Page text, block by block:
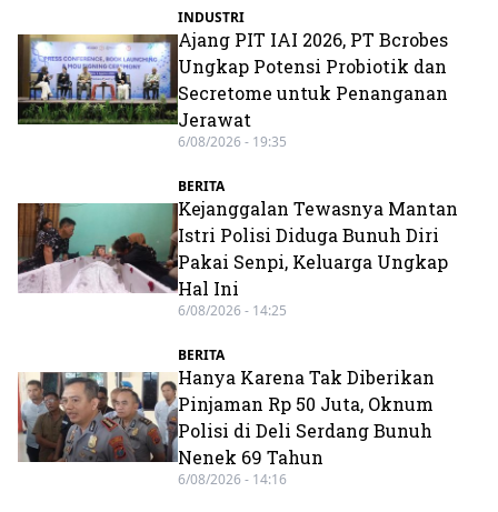
INDUSTRI
Ajang PIT IAI 2026, PT Bcrobes
Ungkap Potensi Probiotik dan
Secretome untuk Penanganan
Jerawat
6/08/2026 - 19:35
BERITA
Kejanggalan Tewasnya Mantan
Istri Polisi Diduga Bunuh Diri
Pakai Senpi, Keluarga Ungkap
Hal Ini
6/08/2026 - 14:25
BERITA
Hanya Karena Tak Diberikan
Pinjaman Rp 50 Juta, Oknum
Polisi di Deli Serdang Bunuh
Nenek 69 Tahun
6/08/2026 - 14:16